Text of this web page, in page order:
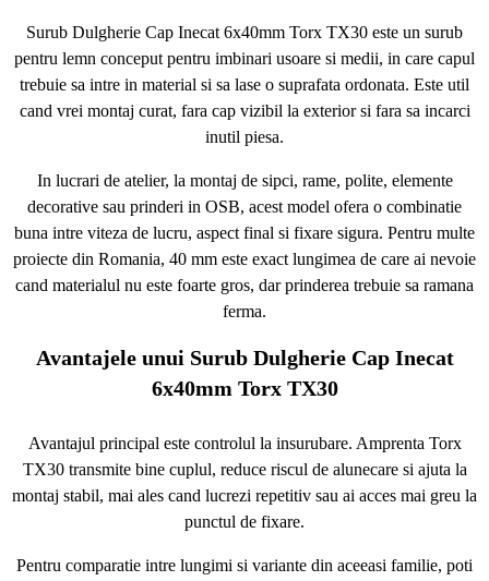
Surub Dulgherie Cap Inecat 6x40mm Torx TX30 este un surub
pentru lemn conceput pentru imbinari usoare si medii, in care capul
trebuie sa intre in material si sa lase o suprafata ordonata. Este util
cand vrei montaj curat, fara cap vizibil la exterior si fara sa incarci
inutil piesa.
In lucrari de atelier, la montaj de sipci, rame, polite, elemente
decorative sau prinderi in OSB, acest model ofera o combinatie
buna intre viteza de lucru, aspect final si fixare sigura. Pentru multe
proiecte din Romania, 40 mm este exact lungimea de care ai nevoie
cand materialul nu este foarte gros, dar prinderea trebuie sa ramana
ferma.
Avantajele unui Surub Dulgherie Cap Inecat
6x40mm Torx TX30
Avantajul principal este controlul la insurubare. Amprenta Torx
TX30 transmite bine cuplul, reduce riscul de alunecare si ajuta la
montaj stabil, mai ales cand lucrezi repetitiv sau ai acces mai greu la
punctul de fixare.
Pentru comparatie intre lungimi si variante din aceeasi familie, poti